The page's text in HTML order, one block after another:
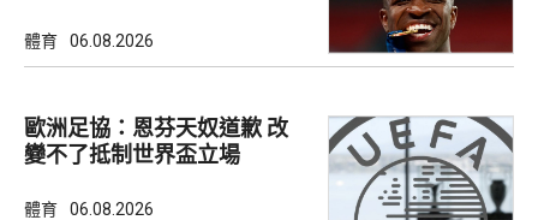
體育 06.08.2026
歐洲足協：恩芬天奴道歉 改
變不了抵制世界盃立場
體育 06.08.2026